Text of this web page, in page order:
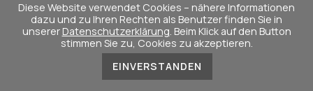
Diese Website verwendet Cookies – nähere Informationen
dazu und zu Ihren Rechten als Benutzer finden Sie in
unserer Datenschutzerklärung. Beim Klick auf den Button
stimmen Sie zu, Cookies zu akzeptieren.
EINVERSTANDEN